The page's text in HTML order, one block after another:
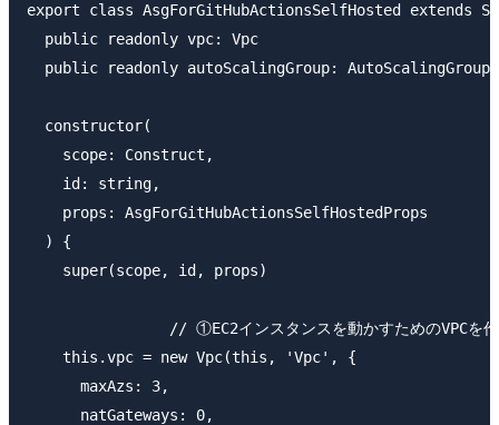
export class AsgForGitHubActionsSelfHosted extends
  public readonly vpc: Vpc
  public readonly autoScalingGroup: AutoScalingGroup
  constructor(
    scope: Construct,
    id: string,
    props: AsgForGitHubActionsSelfHostedProps
  ) {
    super(scope, id, props)
    this.vpc = new Vpc(this, 'Vpc', {
      maxAzs: 3,
      natGateways: 0,